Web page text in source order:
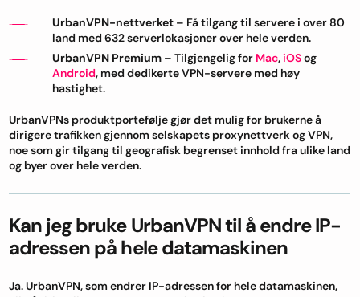
UrbanVPN-nettverket – Få tilgang til servere i over 80
land med 632 serverlokasjoner over hele verden.
UrbanVPN Premium – Tilgjengelig for Mac,iOSog
Android, med dedikerte VPN-servere med høy
hastighet.
UrbanVPNs produktportefølje gjør det mulig for brukerne å
dirigere trafikken gjennom selskapets proxynettverk og VPN,
noe som gir tilgang til geografisk begrenset innhold fra ulike land
og byer over hele verden.
Kan jeg bruke UrbanVPN til å endre IP-
adressen på hele datamaskinen
Ja. UrbanVPN, som endrer IP-adressen for hele datamaskinen,